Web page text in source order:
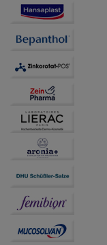
auch auf Ihre
anzuzeigen
betreiben.
Statistik &
Informationen
unserer
Website weiter
auf unserer
Drittseiten
Bitte beachten
Dritte wie z.B.